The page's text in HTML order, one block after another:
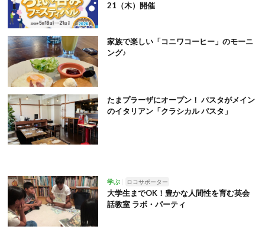
21（木）開催
家族で楽しい「コニワコーヒー」のモーニ
ング♪
たまプラーザにオープン！ パスタがメイン
のイタリアン「クラシカル パスタ」
学ぶ ロコサポーター
大学生までOK！豊かな人間性を育む英会
話教室 ラボ・パーティ